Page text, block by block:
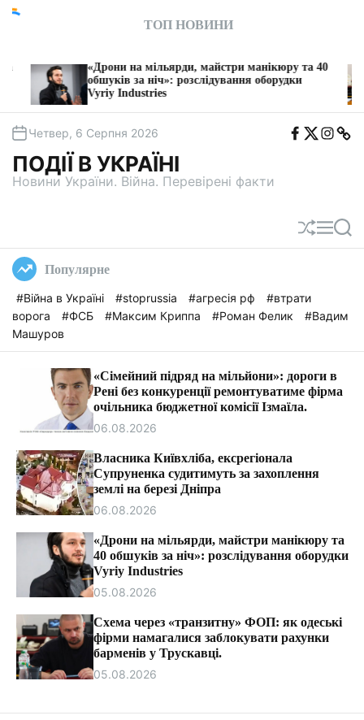
и
ТОП НОВИНИ
на мільярди, майстри манікюру та 40
за ніч»: розслідування оборудки
Схема через
фірми
барменів у
Четвер, 6 Серпня 2026
F
T
w
I
n
T
ПОДІЇ В УКРАЇНІ
Новини України. Війна. Перевірені факти
П
е
а
т
и
М
е
П
о
Популярне
#Війна в Україні #stoprussia #агресія рф
#втрати
ворога
#ФСБ #Максим Криппа #Роман Фелик
#Вадим
Машуров
«Сімейний підряд на мільйони»: дороги в
Рені без конкуренції ремонтуватиме фірма
очільника бюджетної комісії Ізмаїла.
06.08.2026
Власника Київхліба, ексрегіонала
Супруненка судитимуть за захоплення
землі на березі Дніпра
06.08.2026
«Дрони на мільярди, майстри манікюру та
40 обшуків за ніч»: розслідування оборудки
Vyriy Industries
05.08.2026
Схема через «транзитну» ФОП: як одеські
фірми намагалися заблокувати рахунки
барменів у Трускавці.
05.08.2026